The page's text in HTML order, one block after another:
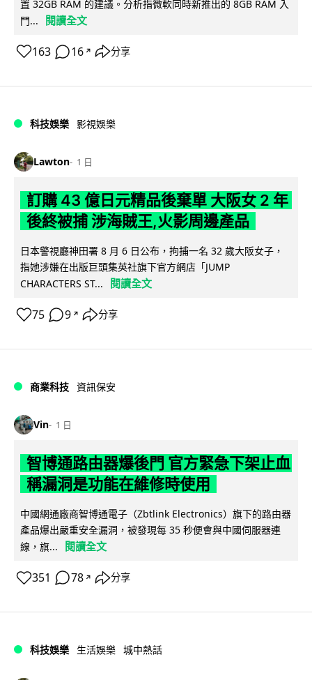
置 32GB RAM 的建議。分析指微軟同時新推出的 8GB RAM 入
門...
閱讀全文
163 16 ↗ 分享
科技娛樂 影視娛樂
Lawton 1 日
訂購 43 億日元精品後棄單 大阪女 2 年
後終被捕 涉海賊王,火影周邊產品
日本警視廳神田署 8 月 6 日公布，拘捕一名 32 歲大阪女子，
指她涉嫌在出版巨頭集英社旗下官方網店「JUMP
CHARACTERS ST...
閱讀全文
75 9 ↗ 分享
商業科技 資訊保安
Vin 1 日
智博通路由器爆後門 官方緊急下架止血
稱漏洞是功能在維修時使用
中國網通廠商智博通電子（Zbtlink Electronics）旗下的路由器
產品爆出嚴重安全漏洞，被發現每 35 秒便會與中國伺服器連
線，旗...
閱讀全文
351 78 ↗ 分享
科技娛樂 生活娛樂 城中熱話